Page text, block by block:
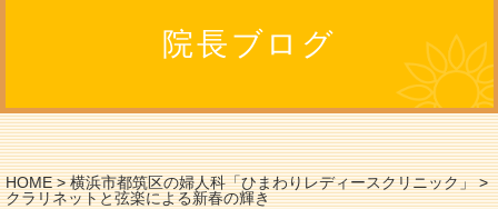
院長ブログ
HOME>横浜市都筑区の婦人科「ひまわりレディースクリニック」>
クラリネットと弦楽による新春の輝き